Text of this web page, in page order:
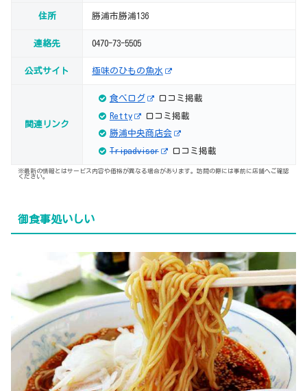
住所 勝浦市勝浦136
連絡先 0470-73-5505
公式サイト 極味のひもの魚水
関連リンク
食べログ
口コミ掲載
Retty
口コミ掲載
勝浦中央商店会
Tripadvisor
口コミ掲載
※最新の情報とはサービス内容や価格が異なる場合があります。訪問の際には事前に店舗へご確認
ください。
御食事処いしい